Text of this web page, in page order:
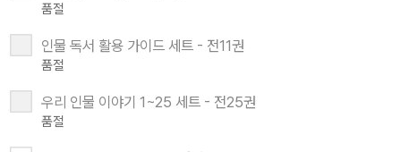
품절
인물 독서 활용 가이드 세트 - 전11권
품절
우리 인물 이야기 1~25 세트 - 전25권
품절